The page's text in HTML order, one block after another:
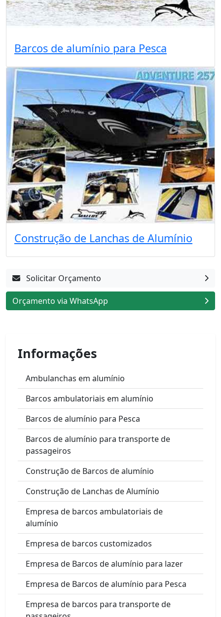
Barcos de alumínio para Pesca
Construção de Lanchas de Alumínio
Solicitar Orçamento
Orçamento via WhatsApp
Informações
Ambulanchas em alumínio
Barcos ambulatoriais em alumínio
Barcos de alumínio para Pesca
Barcos de alumínio para transporte de
passageiros
Construção de Barcos de alumínio
Construção de Lanchas de Alumínio
Empresa de barcos ambulatoriais de
alumínio
Empresa de barcos customizados
Empresa de Barcos de alumínio para lazer
Empresa de Barcos de alumínio para Pesca
Empresa de barcos para transporte de